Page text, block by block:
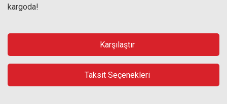
kargoda!
Karşılaştır
Taksit Seçenekleri